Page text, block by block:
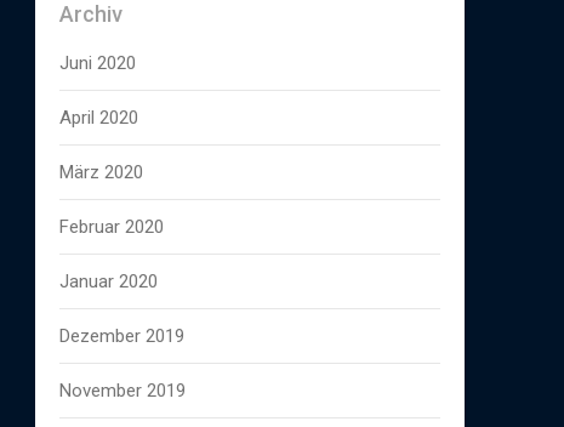
Archiv
Juni 2020
April 2020
März 2020
Februar 2020
Januar 2020
Dezember 2019
November 2019